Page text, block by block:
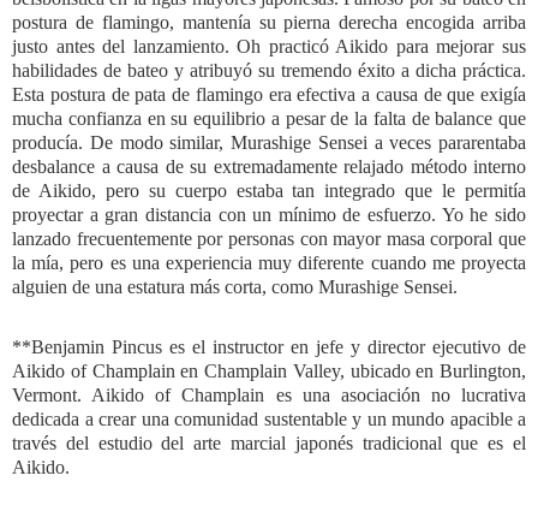
postura de flamingo, mantenía su pierna derecha encogida arriba
justo antes del lanzamiento. Oh practicó Aikido para mejorar sus
habilidades de bateo y atribuyó su tremendo éxito a dicha práctica.
Esta postura de pata de flamingo era efectiva a causa de que exigía
mucha confianza en su equilibrio a pesar de la falta de balance que
producía. De modo similar, Murashige Sensei a veces pararentaba
desbalance a causa de su extremadamente relajado método interno
de Aikido, pero su cuerpo estaba tan integrado que le permitía
proyectar a gran distancia con un mínimo de esfuerzo. Yo he sido
lanzado frecuentemente por personas con mayor masa corporal que
la mía, pero es una experiencia muy diferente cuando me proyecta
alguien de una estatura más corta, como Murashige Sensei.
**Benjamin Pincus es el instructor en jefe y director ejecutivo de
Aikido of Champlain en Champlain Valley, ubicado en Burlington,
Vermont. Aikido of Champlain es una asociación no lucrativa
dedicada a crear una comunidad sustentable y un mundo apacible a
través del estudio del arte marcial japonés tradicional que es el
Aikido.